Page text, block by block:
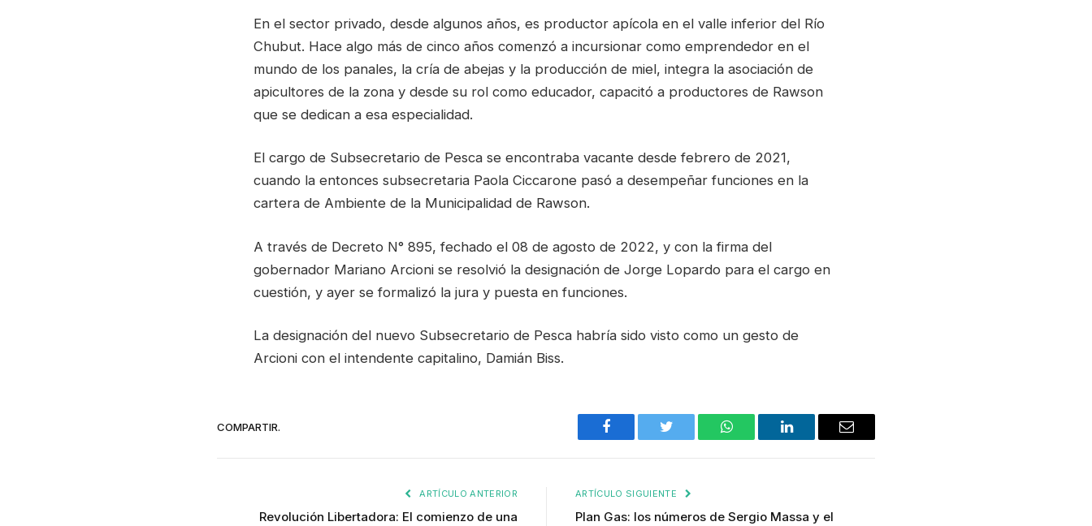
En el sector privado, desde algunos años, es productor apícola en el valle inferior del Río
Chubut. Hace algo más de cinco años comenzó a incursionar como emprendedor en el
mundo de los panales, la cría de abejas y la producción de miel, integra la asociación de
apicultores de la zona y desde su rol como educador, capacitó a productores de Rawson
que se dedican a esa especialidad.
El cargo de Subsecretario de Pesca se encontraba vacante desde febrero de 2021,
cuando la entonces subsecretaria Paola Ciccarone pasó a desempeñar funciones en la
cartera de Ambiente de la Municipalidad de Rawson.
A través de Decreto N° 895, fechado el 08 de agosto de 2022, y con la firma del
gobernador Mariano Arcioni se resolvió la designación de Jorge Lopardo para el cargo en
cuestión, y ayer se formalizó la jura y puesta en funciones.
La designación del nuevo Subsecretario de Pesca habría sido visto como un gesto de
Arcioni con el intendente capitalino, Damián Biss.
COMPARTIR.
Facebook Twitter WhatsAppLinkedIn Email
ARTÍCULO ANTERIOR
Revolución Libertadora: El comienzo de una
ARTÍCULO SIGUIENTE
Plan Gas: los números de Sergio Massa y el